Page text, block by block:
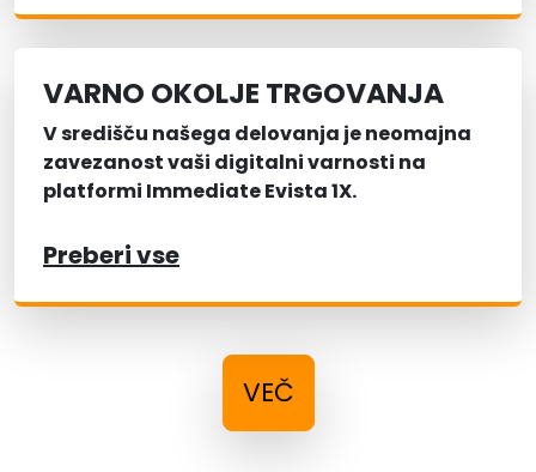
VARNO OKOLJE TRGOVANJA
V središču našega delovanja je neomajna
zavezanost vaši digitalni varnosti na
platformi Immediate Evista 1X.
Preberi vse
VEČ